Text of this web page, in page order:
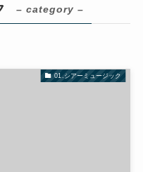
– category –
01.シアーミュージック